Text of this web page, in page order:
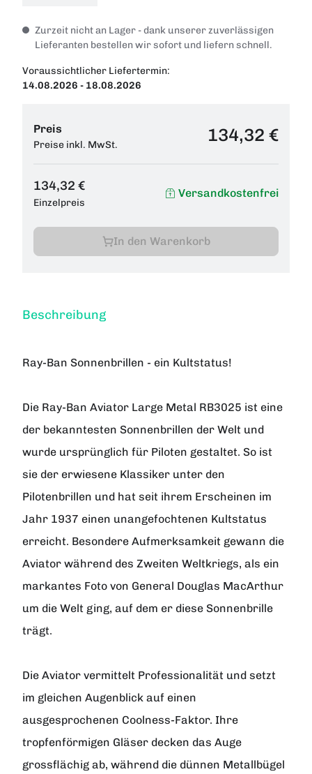
Zurzeit nicht an Lager - dank unserer zuverlässigen
Lieferanten bestellen wir sofort und liefern schnell.
Voraussichtlicher Liefertermin:
14.08.2026 - 18.08.2026
Preis
Preise inkl. MwSt. 134,32 €
134,32 €
Einzelpreis
Versandkostenfrei
In den Warenkorb
Beschreibung
Ray-Ban Sonnenbrillen - ein Kultstatus!
Die Ray-Ban Aviator Large Metal RB3025 ist eine
der bekanntesten Sonnenbrillen der Welt und
wurde ursprünglich für Piloten gestaltet. So ist
sie der erwiesene Klassiker unter den
Pilotenbrillen und hat seit ihrem Erscheinen im
Jahr 1937 einen unangefochtenen Kultstatus
erreicht. Besondere Aufmerksamkeit gewann die
Aviator während des Zweiten Weltkriegs, als ein
markantes Foto von General Douglas MacArthur
um die Welt ging, auf dem er diese Sonnenbrille
trägt.
Die Aviator vermittelt Professionalität und setzt
im gleichen Augenblick auf einen
ausgesprochenen Coolness-Faktor. Ihre
tropfenförmigen Gläser decken das Auge
grossflächig ab, während die dünnen Metallbügel